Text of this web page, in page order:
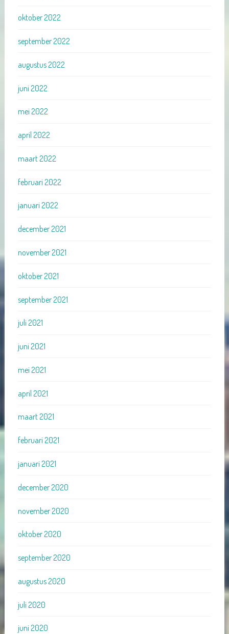
oktober 2022
september 2022
augustus 2022
juni 2022
mei 2022
april 2022
maart 2022
februari 2022
januari 2022
december 2021
november 2021
oktober 2021
september 2021
juli 2021
juni 2021
mei 2021
april 2021
maart 2021
februari 2021
januari 2021
december 2020
november 2020
oktober 2020
september 2020
augustus 2020
juli 2020
juni 2020